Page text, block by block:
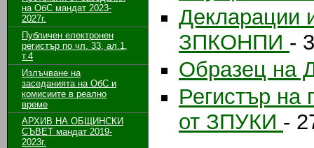
на ОбС мандат 2023-
2027г.
Публичен електронен
регистър по чл. 33, ал.1,
т.4
Излъчване на
заседанията на ОбС и
комисиите в реално
време
АРХИВ НА ОБЩИНСКИ
СЪВЕТ мандат 2019-
2023г.
Декларации
ЗПКОНПИ -
Образец на
Регистър на
от ЗПУКИ -